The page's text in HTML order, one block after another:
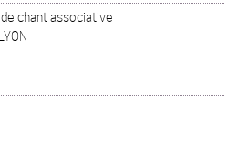
chant associative